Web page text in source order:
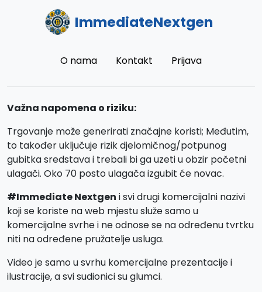
ImmediateNextgen
O nama Kontakt Prijava
Važna napomena o riziku:
Trgovanje može generirati značajne koristi; Međutim,
to također uključuje rizik djelomičnog/potpunog
gubitka sredstava i trebali bi ga uzeti u obzir početni
ulagači. Oko 70 posto ulagača izgubit će novac.
#Immediate Nextgen i svi drugi komercijalni nazivi
koji se koriste na web mjestu služe samo u
komercijalne svrhe i ne odnose se na određenu tvrtku
niti na određene pružatelje usluga.
Video je samo u svrhu komercijalne prezentacije i
ilustracije, a svi sudionici su glumci.